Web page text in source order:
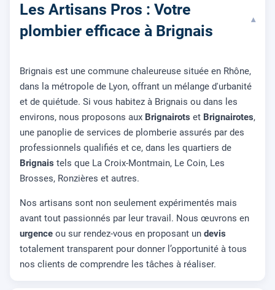
Les Artisans Pros : Votre
plombier efficace à Brignais
▾
Brignais est une commune chaleureuse située en Rhône,
dans la métropole de Lyon, offrant un mélange d'urbanité
et de quiétude. Si vous habitez à Brignais ou dans les
environs, nous proposons aux Brignairots et Brignairotes,
une panoplie de services de plomberie assurés par des
professionnels qualifiés et ce, dans les quartiers de
Brignais tels que La Croix-Montmain, Le Coin, Les
Brosses, Ronzières et autres.
Nos artisans sont non seulement expérimentés mais
avant tout passionnés par leur travail. Nous œuvrons en
urgence ou sur rendez-vous en proposant un devis
totalement transparent pour donner l’opportunité à tous
nos clients de comprendre les tâches à réaliser.